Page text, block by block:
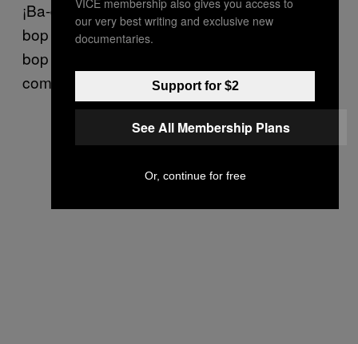
¡Ba-da-ba-da-ba-be bop bop bodda bope,
bop ba bodda bope, be bop ba bodda bope,
bop ba bodda! Cuando la electrónica
comercial tenía alma.
our very best writing and exclusive new
documentaries.
Support for $2
See All Membership Plans
Or, continue for free